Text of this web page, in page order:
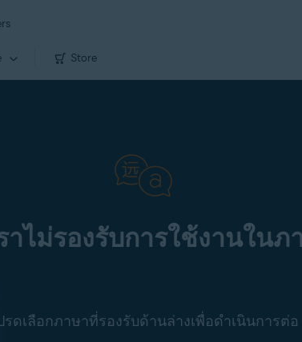
Store
าไม่รองรับการใช้งานในภ
รดเลือกภาษาที่รองรับด้านล่างเพื่อดำเนินการต่อ